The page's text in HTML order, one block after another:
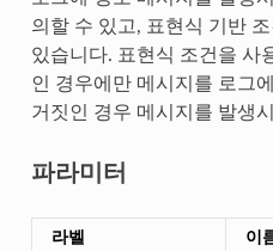
의할 수 있고, 표현식 기반
있습니다. 표현식 조건을 사
인 경우에만 메시지를 로그
거짓인 경우 메시지를 발생
파라미터
라벨 이